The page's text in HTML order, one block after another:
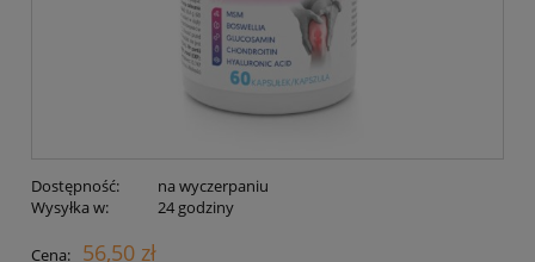
Dostępność:
na wyczerpaniu
Wysyłka w:
24 godziny
Cena: 56,50 zł